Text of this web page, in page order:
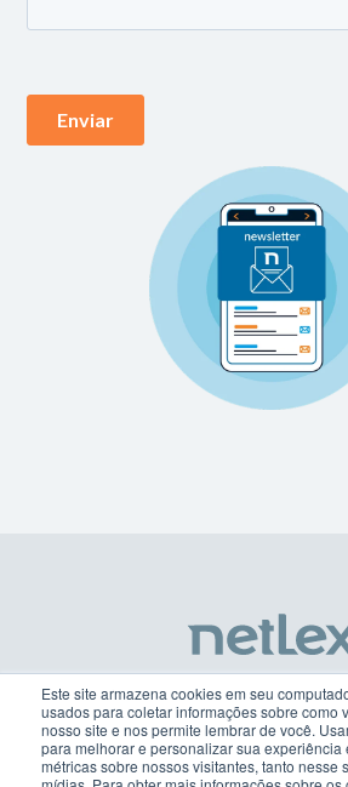
Este site armazena cookies em seu
usados para coletar informações sobre como
nosso site e nos permite lembrar de você.
para melhorar e personalizar sua experiência
métricas sobre nossos visitantes, tanto nesse